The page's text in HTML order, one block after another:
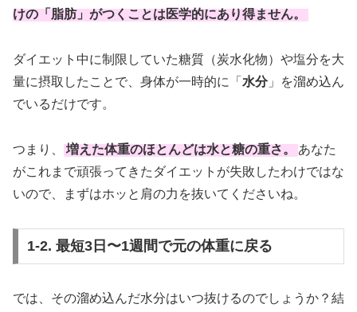
けの「脂肪」がつくことは医学的にあり得ません。
ダイエット中に制限していた糖質（炭水化物）や塩分を大
量に摂取したことで、身体が一時的に「 水分」を溜め込ん
でいるだけです。
つまり、 増えた体重のほとんどは水と糖の重さ。
あなた
がこれまで頑張ってきたダイエットが失敗したわけではな
いので、まずはホッと肩の力を抜いてくださいね。
1-2. 最短3日〜1週間で元の体重に戻る
では、その溜め込んだ水分はいつ抜けるのでしょうか？結